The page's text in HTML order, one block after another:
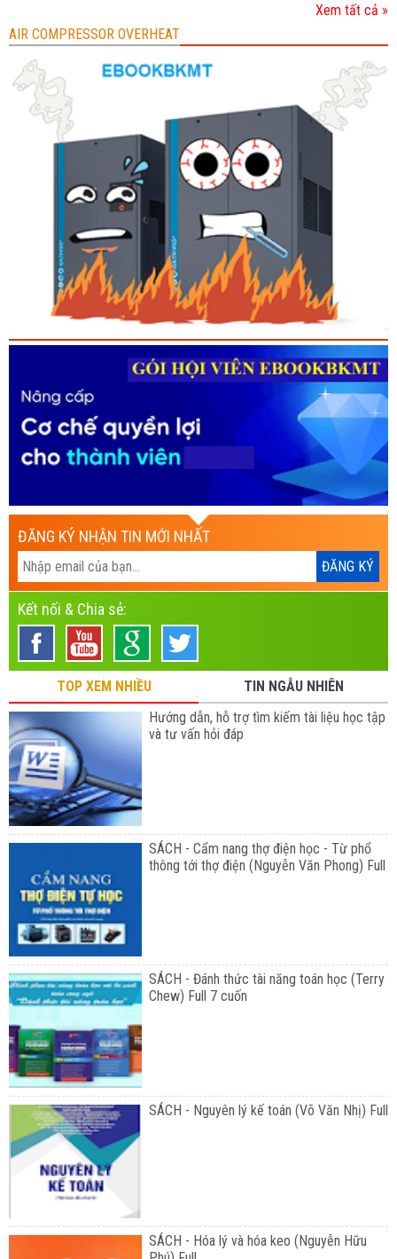
Xem tất cả »
AIR COMPRESSOR OVERHEAT
ĐĂNG KÝ NHẬN TIN MỚI NHẤT
Kết nối & Chia sẻ:
TOP XEM NHIỀU
TIN NGẪU NHIÊN
Hướng dẫn, hỗ trợ tìm kiếm tài liệu học tập
và tư vấn hỏi đáp
SÁCH - Cẩm nang thợ điện học - Từ phổ
thông tới thợ điện (Nguyễn Văn Phong) Full
SÁCH - Đánh thức tài năng toán học (Terry
Chew) Full 7 cuốn
SÁCH - Nguyên lý kế toán (Võ Văn Nhị) Full
SÁCH - Hóa lý và hóa keo (Nguyễn Hữu